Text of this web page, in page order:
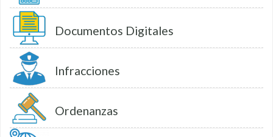
Documentos Digitales
Infracciones
Ordenanzas